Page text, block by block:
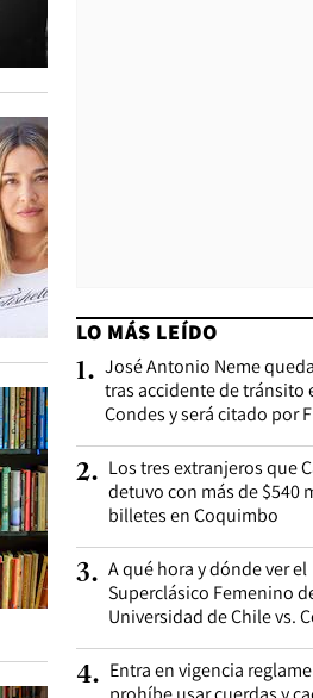
LO MÁS LEÍDO
1. José Antonio Neme
tras accidente de tránsito
Condes y será citado por
2. Los tres extranjeros que
detuvo con más de $540
billetes en Coquimbo
3. A qué hora y dónde ver el
Superclásico Femenino
Universidad de Chile vs.
4. Entra en vigencia